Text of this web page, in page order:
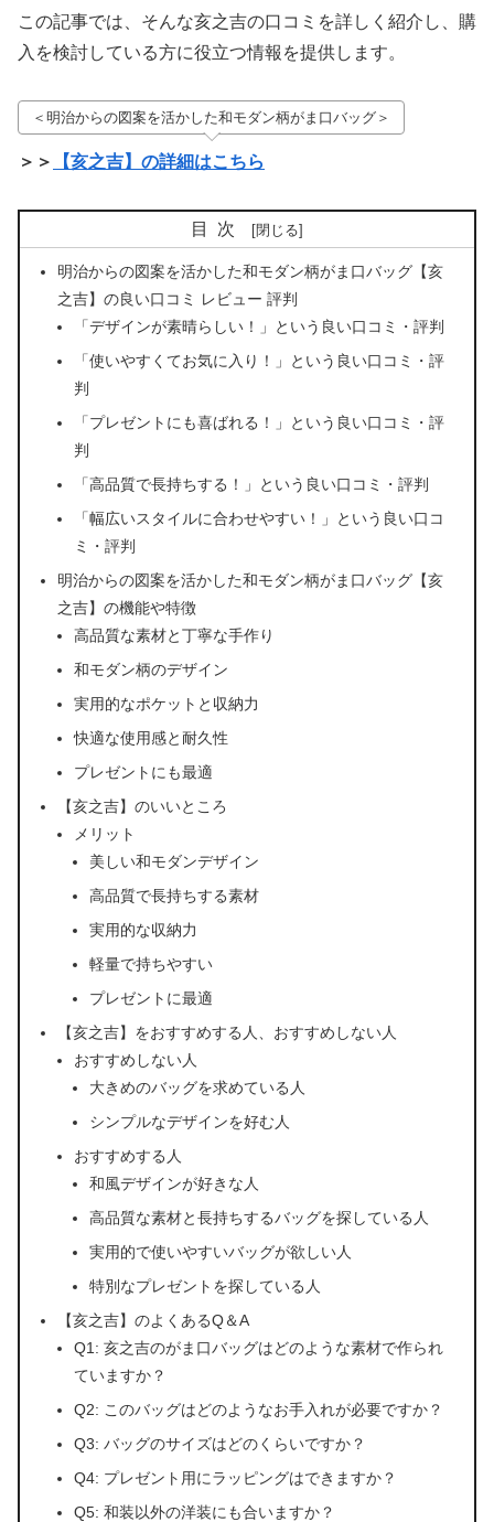
この記事では、そんな亥之吉の口コミを詳しく紹介し、購
入を検討している方に役立つ情報を提供します。
＜明治からの図案を活かした和モダン柄がま口バッグ＞
＞＞ 【亥之吉】の詳細はこちら
目次
明治からの図案を活かした和モダン柄がま口バッグ【亥
之吉】の良い口コミ レビュー 評判
「デザインが素晴らしい！」という良い口コミ・評判
「使いやすくてお気に入り！」という良い口コミ・評
判
「プレゼントにも喜ばれる！」という良い口コミ・評
判
「高品質で長持ちする！」という良い口コミ・評判
「幅広いスタイルに合わせやすい！」という良い口コ
ミ・評判
明治からの図案を活かした和モダン柄がま口バッグ【亥
之吉】の機能や特徴
高品質な素材と丁寧な手作り
和モダン柄のデザイン
実用的なポケットと収納力
快適な使用感と耐久性
プレゼントにも最適
【亥之吉】のいいところ
メリット
美しい和モダンデザイン
高品質で長持ちする素材
実用的な収納力
軽量で持ちやすい
プレゼントに最適
【亥之吉】をおすすめする人、おすすめしない人
おすすめしない人
大きめのバッグを求めている人
シンプルなデザインを好む人
おすすめする人
和風デザインが好きな人
高品質な素材と長持ちするバッグを探している人
実用的で使いやすいバッグが欲しい人
特別なプレゼントを探している人
【亥之吉】のよくあるQ＆A
Q1: 亥之吉のがま口バッグはどのような素材で作られ
ていますか？
Q2: このバッグはどのようなお手入れが必要ですか？
Q3: バッグのサイズはどのくらいですか？
Q4: プレゼント用にラッピングはできますか？
Q5: 和装以外の洋装にも合いますか？